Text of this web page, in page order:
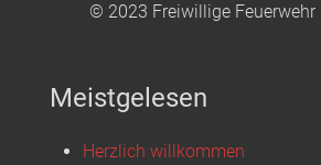
© 2023 Freiwillige Feuerwehr
Meistgelesen
Herzlich willkommen